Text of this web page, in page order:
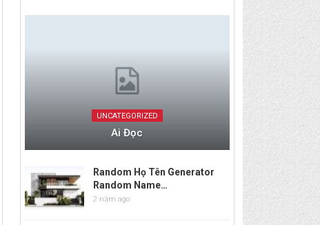
UNCATEGORIZED
Ai Đọc
Random Họ Tên Generator
Random Name…
2 năm ago